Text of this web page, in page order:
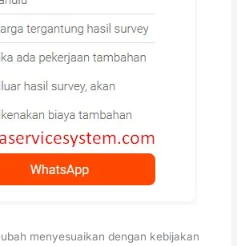
menyesuaikan dengan kebijakan